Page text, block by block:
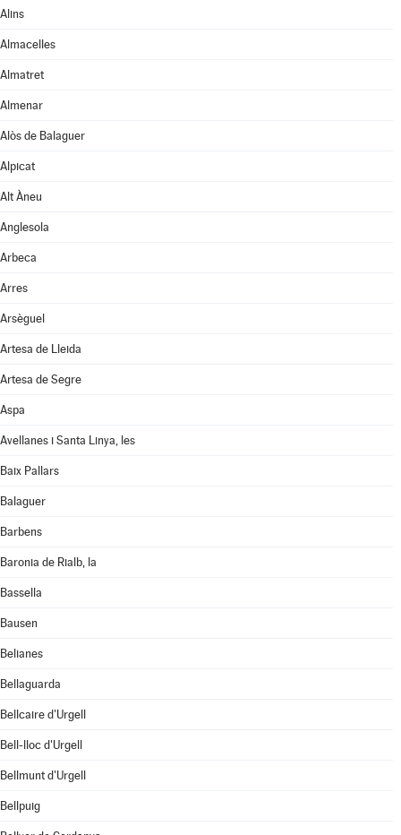
Alins
Almacelles
Almatret
Almenar
Alòs de Balaguer
Alpicat
Alt Àneu
Anglesola
Arbeca
Arres
Arsèguel
Artesa de Lleida
Artesa de Segre
Aspa
Avellanes i Santa Linya, les
Baix Pallars
Balaguer
Barbens
Baronia de Rialb, la
Bassella
Bausen
Belianes
Bellaguarda
Bellcaire d'Urgell
Bell-lloc d'Urgell
Bellmunt d'Urgell
Bellpuig